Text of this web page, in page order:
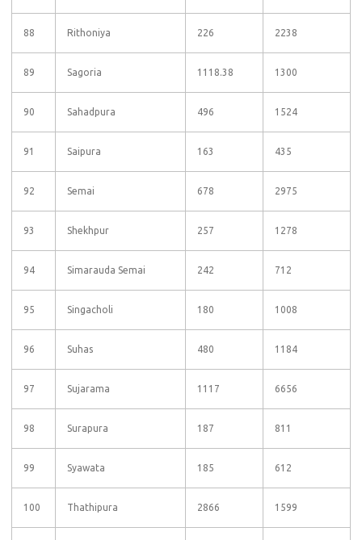
88 Rithoniya 226 2238
89 Sagoria 1118.38 1300
90 Sahadpura 496 1524
91 Saipura 163 435
92 Semai 678 2975
93 Shekhpur 257 1278
94 Simarauda Semai 242 712
95 Singacholi 180 1008
96 Suhas 480 1184
97 Sujarama 1117 6656
98 Surapura 187 811
99 Syawata 185 612
100 Thathipura 2866 1599